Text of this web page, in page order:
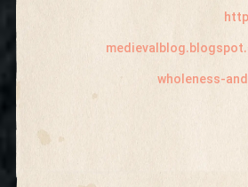
wholeness-